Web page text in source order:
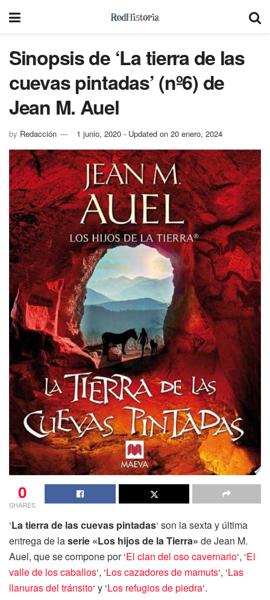
Sinopsis de ‘La tierra de las
cuevas pintadas’ (nº6) de
Jean M. Auel
by Redacción 1 junio, 2020 - Updated on 20 enero, 2024
0
SHARES
‘La tierra de las cuevas pintadas‘ son la sexta y última
entrega de laserie «Los hijos de la Tierra» de Jean M.
Auel, que se compone por ‘El clan del oso cavernario‘, ‘El
valle de los caballos‘, ‘Los cazadores de mamuts‘, ‘Las
llanuras del tránsito‘ y ‘Los refugios de piedra‘.